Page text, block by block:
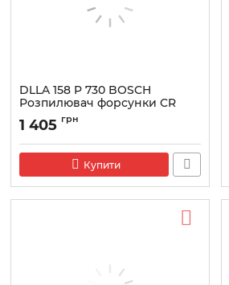
DLLA 158 P 730 BOSCH
Розпилювач форсунки CR
0433171530
Артикул:
1 405 грн
Купити